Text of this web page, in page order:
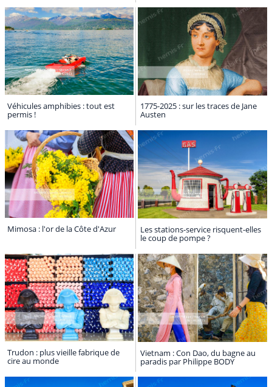
Véhicules amphibies : tout est
permis !
1775-2025 : sur les traces de Jane
Austen
Mimosa : l'or de la Côte d'Azur Les stations-service risquent-elles
le coup de pompe ?
Trudon : plus vieille fabrique de
cire au monde
Vietnam : Con Dao, du bagne au
paradis par Philippe BODY